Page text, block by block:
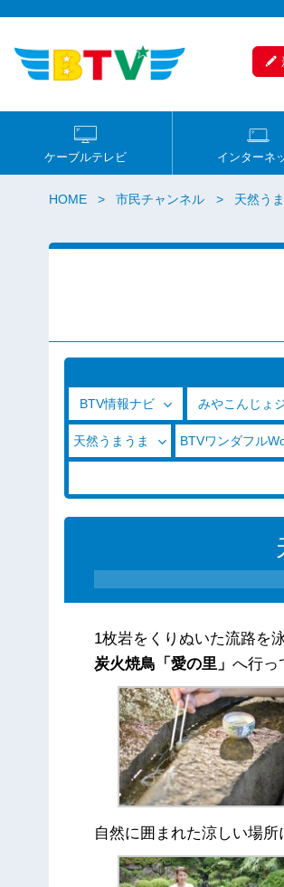
ケーブルテレビ インターネ
HOME 市民チャンネル 天然う
BTV情報ナビ みやこんじょ
天然うまうま BTVワンダフル
1枚岩をくりぬいた流路を
炭火焼鳥「愛の里」へ行っ
自然に囲まれた涼しい場所